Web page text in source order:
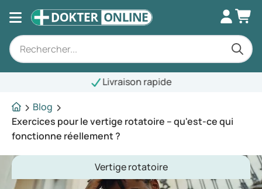
Blog
Exercices pour le vertige rotatoire – qu'est-ce qui
fonctionne réellement ?
Vertige rotatoire